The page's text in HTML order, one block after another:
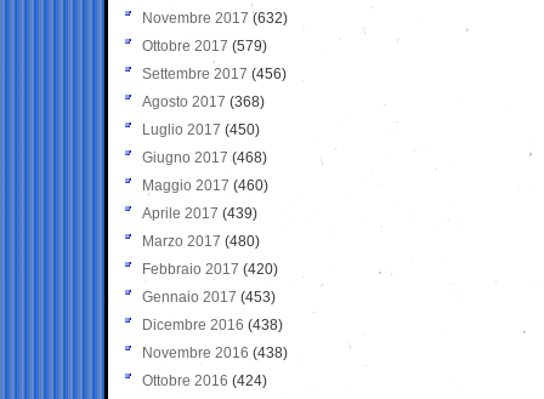
Novembre 2017 (632)
Ottobre 2017 (579)
Settembre 2017 (456)
Agosto 2017 (368)
Luglio 2017 (450)
Giugno 2017 (468)
Maggio 2017 (460)
Aprile 2017 (439)
Marzo 2017 (480)
Febbraio 2017 (420)
Gennaio 2017 (453)
Dicembre 2016 (438)
Novembre 2016 (438)
Ottobre 2016 (424)